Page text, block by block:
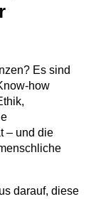
Es sind
how
– und die
darauf, diese